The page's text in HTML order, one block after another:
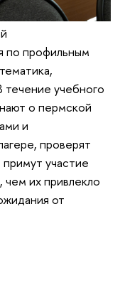
по профильным
учебного
о пермской
и
проверят
участие
их привлекло
от